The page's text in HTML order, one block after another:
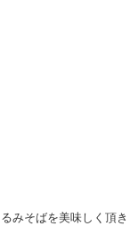
みそばを美味しく頂